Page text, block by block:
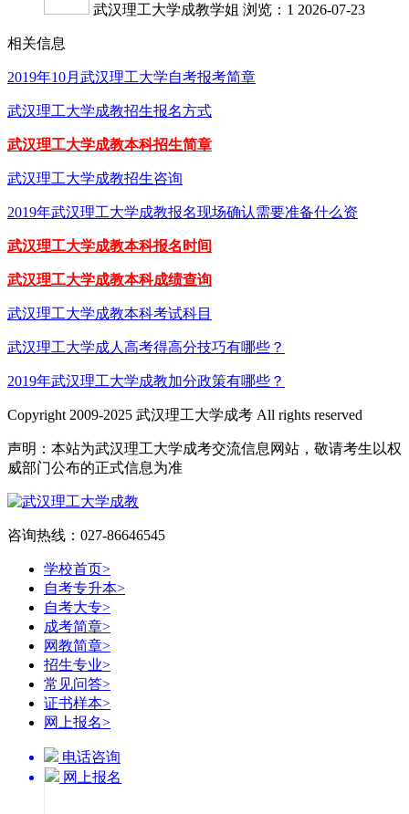
武汉理工大学成教学姐 浏览：1 2026-07-23
相关信息
2019年10月武汉理工大学自考报考简章
武汉理工大学成教招生报名方式
武汉理工大学成教本科招生简章
武汉理工大学成教招生咨询
2019年武汉理工大学成教报名现场确认需要准备什么资
武汉理工大学成教本科报名时间
武汉理工大学成教本科成绩查询
武汉理工大学成教本科考试科目
武汉理工大学成人高考得高分技巧有哪些？
2019年武汉理工大学成教加分政策有哪些？
Copyright 2009-2025 武汉理工大学成考 All rights reserved
声明：本站为武汉理工大学成考交流信息网站，敬请考生以权
威部门公布的正式信息为准
咨询热线：027-86646545
学校首页>
自考专升本>
自考大专>
成考简章>
网教简章>
招生专业>
常见问答>
证书样本>
网上报名>
电话咨询
网上报名